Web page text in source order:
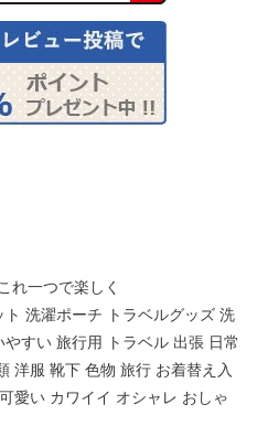
れ一つで楽しく
ト 洗濯ポーチ トラベルグッズ 洗
すい 旅行用 トラベル 出張 日常
洋服 靴下 色物 旅行 お着替え入
愛い カワイイ オシャレ おしゃ